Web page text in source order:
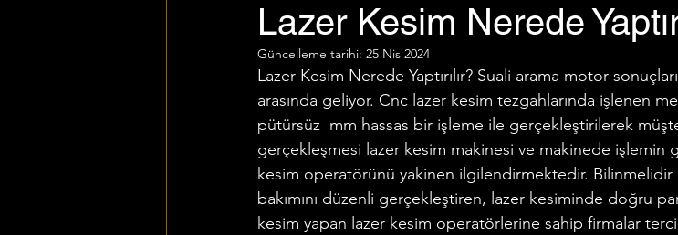
Lazer Kesim Nerede
Güncelleme tarihi: 25 Nis 2024
Lazer Kesim Nerede Yaptırılır? Suali arama motor
arasında geliyor. Cnc lazer kesim tezgahlarında işlenen
pütürsüz  mm hassas bir işleme ile gerçekleştirilerek
gerçekleşmesi lazer kesim makinesi ve makinede işlemin
kesim operatörünü yakinen ilgilendirmektedir.
bakımını düzenli gerçekleştiren, lazer kesiminde doğru
kesim yapan lazer kesim operatörlerine sahip firmalar